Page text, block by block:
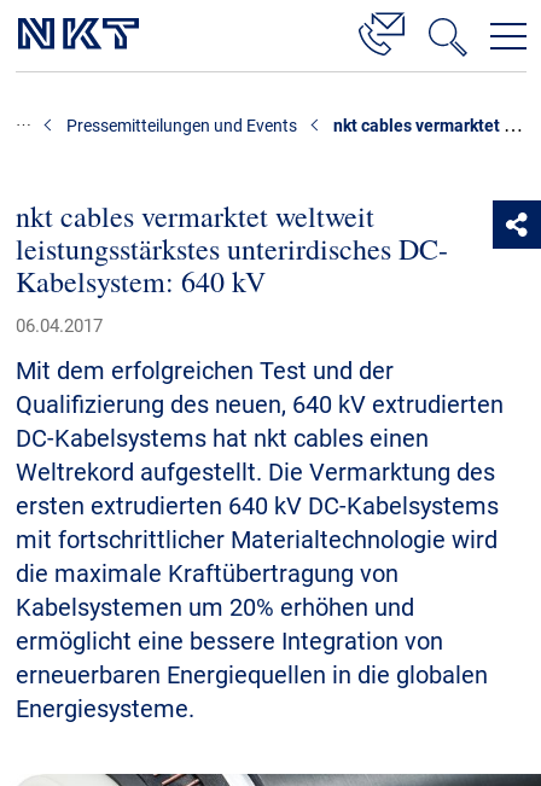
Kabelservice
Mittelspannung
Niederspannung
Kabelgarnituren
Referenzen
Downloads
Presse & Events
Über uns
Geschäftsführung
Unsere Geschichte
Produktion
Nachhaltigkeit
nkt cables vermarktet weltweit
leistungsstärkstes unterirdisches DC-
Kabelsystem: 640 kV
06.04.2017
Mit dem erfolgreichen Test und der
Qualifizierung des neuen, 640 kV extrudierten
DC-Kabelsystems hat nkt cables einen
Weltrekord aufgestellt. Die Vermarktung des
ersten extrudierten 640 kV DC-Kabelsystems
mit fortschrittlicher Materialtechnologie wird
die maximale Kraftübertragung von
Kabelsystemen um 20% erhöhen und
ermöglicht eine bessere Integration von
erneuerbaren Energiequellen in die globalen
Energiesysteme.
Pressemitteilungen und Events nkt cables vermarktet weltweit leistungsstärkstes unterirdisches DC-Kabelsystem: 640 kV